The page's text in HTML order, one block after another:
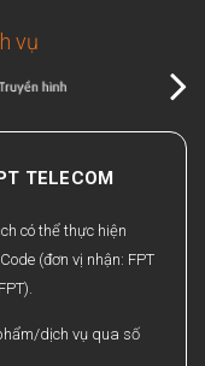
vụ
TELECOM
có thể thực hiện
(đơn vị nhận: FPT
dịch vụ qua số